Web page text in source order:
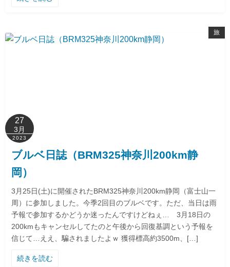
旅
27
3月
2023
ブルベ日誌（BRM325神奈川200km静
岡）
3月25日(土)に開催されたBRM325神奈川200km静岡（富士山一
周）に参加しました。今季2回目のブルベです。ただ、当日は雨
予報で参加するかどうか迷ったんですけどねぇ… 3月18日の
200kmもキャンセルしてたのと午後から回復基調という予報を
信じて…ええ、騙されましたよｗ 獲得標高約3500m、[…]
続きを読む